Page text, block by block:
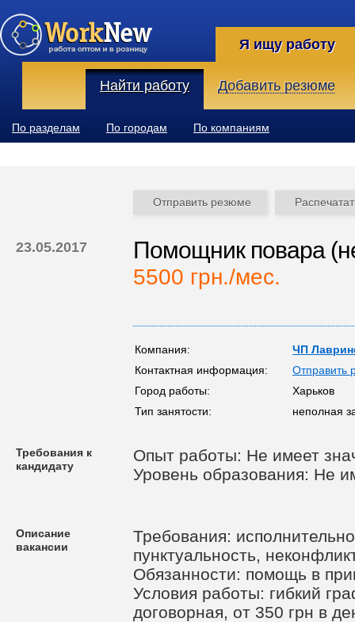
Я ищу работу
Найти работу Добавить резюме
По разделам По городам По компаниям
Отправить резюме
23.05.2017 Помощник повара
5500 грн./мес.
Компания:
ЧП
Контактная информация:
Отправить
Город работы:
Харьков
Тип занятости:
неполная
Требования к
кандидату
Опыт работы: Не имеет
Уровень образования: Не
Описание
вакансии
Требования:
пунктуальность,
Обязанности: помощь в
Условия работы: гибкий
договорная, от 350 грн в